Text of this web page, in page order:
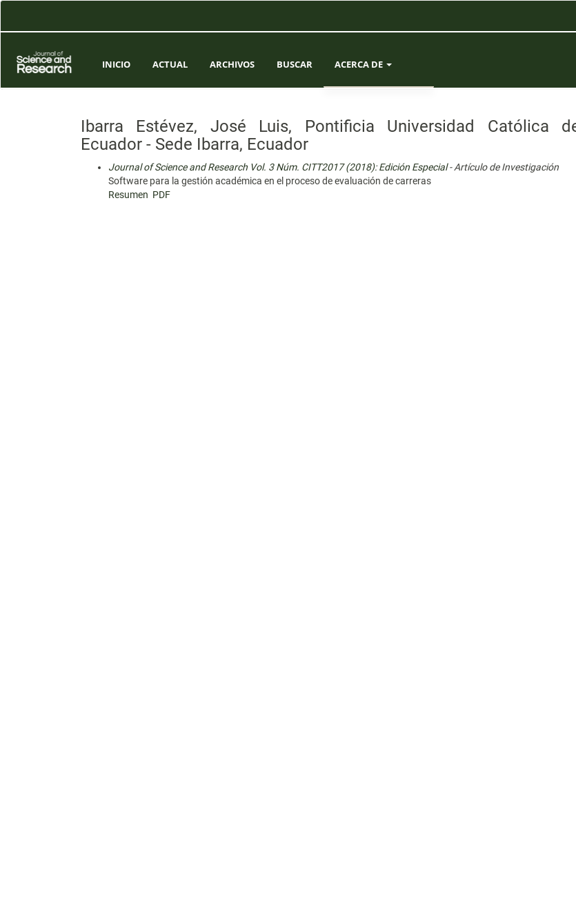
Contenido
Barra
lateral
INICIO ACTUAL ARCHIVOS BUSCAR ACERCA DE
EQUIPO EDITORIAL
Ibarra Estévez, José Luis, Pontificia Universidad Católica
Ecuador - Sede Ibarra, Ecuador
Journal of Science and Research Vol. 3 Núm. CITT2017 (2018): Edición Especial- Artículo de Investigación
Software para la gestión académica en el proceso de evaluación de carreras
Resumen PDF